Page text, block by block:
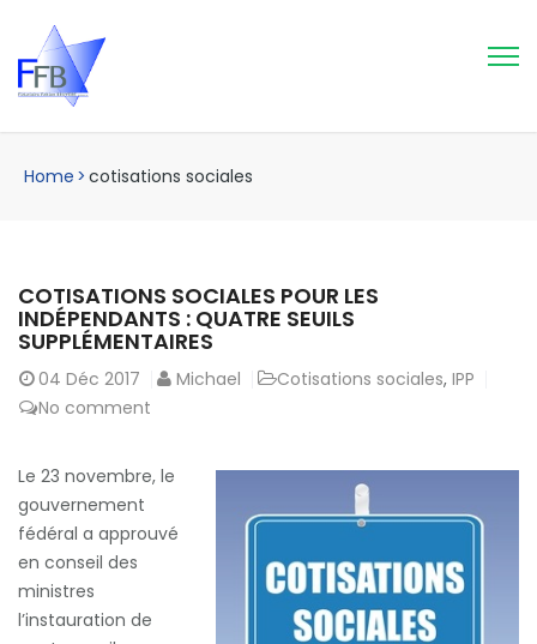
Home > cotisations sociales
COTISATIONS SOCIALES POUR LES
INDÉPENDANTS : QUATRE SEUILS
SUPPLÉMENTAIRES
04 Déc 2017 Michael Cotisations sociales, IPP
No comment
Le 23 novembre, le
gouvernement
fédéral a approuvé
en conseil des
ministres
l’instauration de